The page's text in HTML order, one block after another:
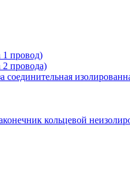
1 провод)
провода)
соединительная
кольцевой